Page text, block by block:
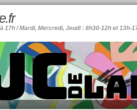
17h / Mardi, Mercredi, Jeudi : 8h30-12h et 13h-